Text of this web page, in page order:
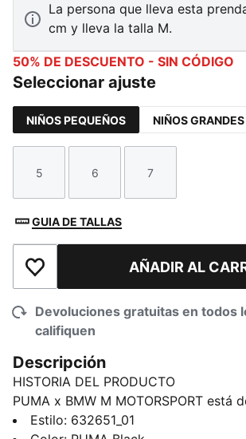
La persona que lleva esta
cm y lleva la talla M.
50% DE DESCUENTO - SIN CÓDIGO
Seleccionar ajuste
NIÑOS PEQUEÑOS NIÑOS GRANDES
Talla
5
Talla
6
Talla
7
GUIA DE TALLAS
Añadir a la lista de deseos
AÑADIR AL
Devoluciones gratuitas en todos
califiquen
Descripción
HISTORIA DEL PRODUCTO
PUMA x BMW M MOTORSPORT está
una colección inspirada en la más
Estilo: 632651_01